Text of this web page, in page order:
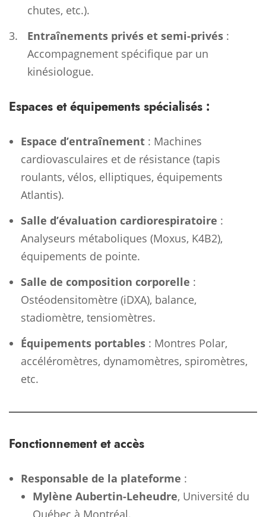
chutes, etc.).
Entraînements privés et semi-privés :
Accompagnement spécifique par un
kinésiologue.
Espaces et équipements spécialisés :
Espace d’entraînement : Machines
cardiovasculaires et de résistance (tapis
roulants, vélos, elliptiques, équipements
Atlantis).
Salle d’évaluation cardiorespiratoire :
Analyseurs métaboliques (Moxus, K4B2),
équipements de pointe.
Salle de composition corporelle :
Ostéodensitomètre (iDXA), balance,
stadiomètre, tensiomètres.
Équipements portables : Montres Polar,
accéléromètres, dynamomètres, spiromètres,
etc.
Fonctionnement et accès
Responsable de la plateforme :
Mylène Aubertin-Leheudre, Université du
Québec à Montréal.